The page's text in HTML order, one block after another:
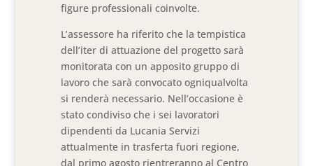
figure professionali coinvolte.
L’assessore ha riferito che la tempistica
dell’iter di attuazione del progetto sarà
monitorata con un apposito gruppo di
lavoro che sarà convocato ogniqualvolta
si renderà necessario. Nell’occasione è
stato condiviso che i sei lavoratori
dipendenti da Lucania Servizi
attualmente in trasferta fuori regione,
dal primo agosto rientreranno al Centro